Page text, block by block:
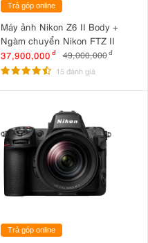
Trả góp online
Máy ảnh Nikon Z6 II Body +
Ngàm chuyển Nikon FTZ II
37,900,000 đ 49,000,000 đ
15 đánh giá
Trả góp online